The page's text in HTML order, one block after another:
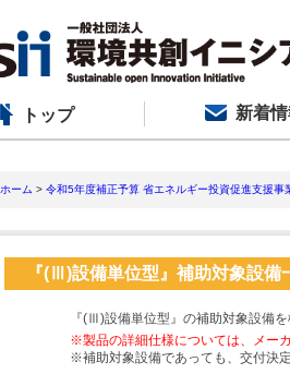
トップ 新着
ホーム > 令和5年度補正予算 省エネルギー投資促進支援事
『(Ⅲ)設備単位型』補助対象設備
『(Ⅲ)設備単位型』の補助対象設備を
※製品の詳細仕様については、メー
※補助対象設備であっても、交付決